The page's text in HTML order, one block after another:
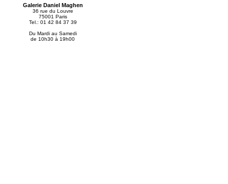
Galerie Daniel Maghen
36 rue du Louvre
75001 Paris
Tel.: 01 42 84 37 39
Du Mardi au Samedi
de 10h30 à 19h00